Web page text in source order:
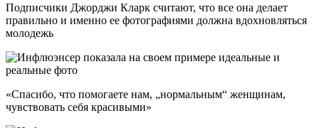
Подписчики Джорджи Кларк считают, что все она делает
правильно и именно ее фотографиями должна вдохновляться
молодежь
«Спасибо, что помогаете нам, „нормальным“ женщинам,
чувствовать себя красивыми»